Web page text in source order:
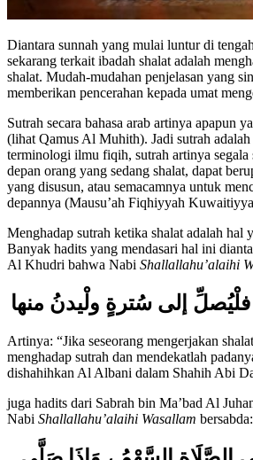
Diantara sunnah yang mulai luntur di
sekarang terkait ibadah shalat adalah
shalat. Mudah-mudahan penjelasan yang
Sutrah secara bahasa arab artinya apapun
(lihat Qamus Al Muhith). Jadi sutrah
terminologi ilmu fiqih, sutrah artinya segala
depan orang yang sedang shalat, dapat
yang disusun, atau semacamnya untuk
Menghadap sutrah ketika shalat adalah hal
Banyak hadits yang mendasari hal ini
إلى سُترةٍ ولْيدنُ منها
Artinya: “Jika seseorang mengerjakan
menghadap sutrah dan mendekatlah
juga hadits dari Sabrah bin Ma’bad Al Juhani
Shallallahu’alaihi Wasallam